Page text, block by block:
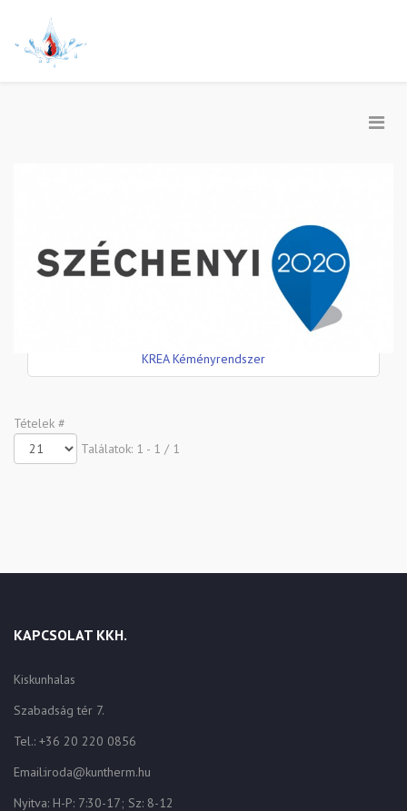
KREA Kéményrendszer
Tételek #
Találatok: 1 - 1 / 1
KAPCSOLAT KKH.
Kiskunhalas
Szabadság tér 7.
Tel.: +36 20 220 0856
Email:iroda@kuntherm.hu
Nyitva: H-P: 7:30-17; Sz: 8-12